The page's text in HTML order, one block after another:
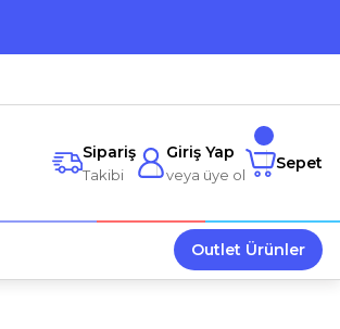
Sipariş
Takibi
Giriş Yap
veya üye ol
Sepet
Outlet Ürünler